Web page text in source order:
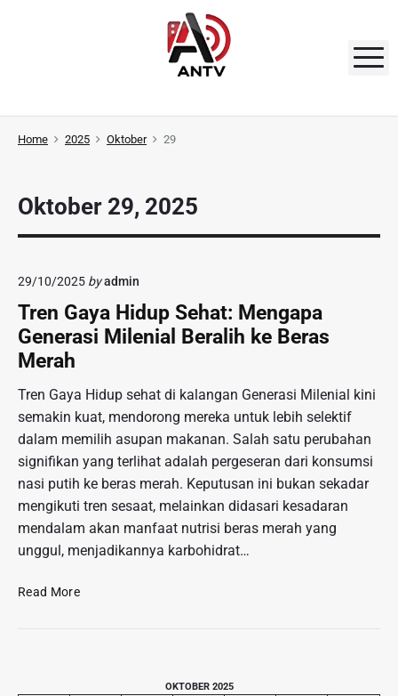
o
A
N
V
Home 2025 Oktober 29
Oktober 29, 2025
29/10/2025 byadmin
Tren Gaya Hidup Sehat: Mengapa
Generasi Milenial Beralih ke Beras
Merah
Tren Gaya Hidup sehat di kalangan Generasi Milenial kini
semakin kuat, mendorong mereka untuk lebih selektif
dalam memilih asupan makanan. Salah satu perubahan
signifikan yang terlihat adalah pergeseran dari konsumsi
nasi putih ke beras merah. Keputusan ini bukan sekadar
mengikuti tren sesaat, melainkan didasari kesadaran
mendalam akan manfaat nutrisi beras merah yang
unggul, menjadikannya karbohidrat…
Read MoreT
OKTOBER 2025